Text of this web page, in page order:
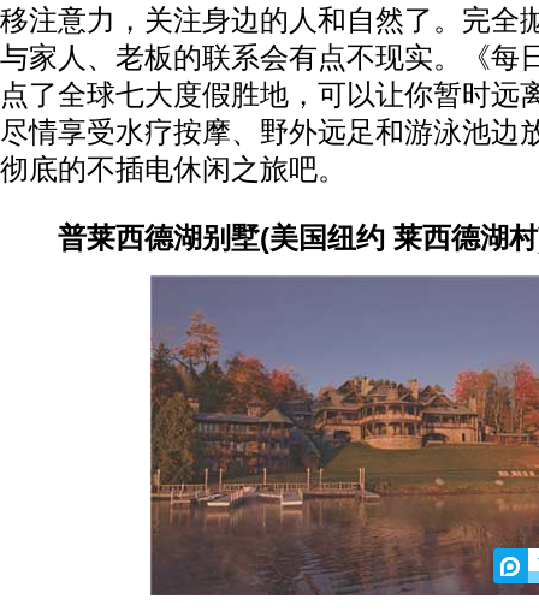
移注意力，关注身边的人和自然了。完全
与家人、老板的联系会有点不现实。《每
点了全球七大度假胜地，可以让你暂时远
尽情享受水疗按摩、野外远足和游泳池边
彻底的不插电休闲之旅吧。
普莱西德湖别墅(美国纽约 莱西德湖